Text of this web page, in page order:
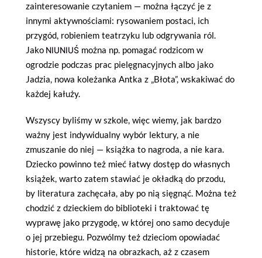
zainteresowanie czytaniem — można łączyć je z
innymi aktywnościami: rysowaniem postaci, ich
przygód, robieniem teatrzyku lub odgrywania ról.
JakoNIUNIUŚmożna np. pomagać rodzicom w
ogrodzie podczas prac pielęgnacyjnych albo jako
Jadzia, nowa koleżanka Antka z „Błota”, wskakiwać do
każdej kałuży.
Wszyscy byliśmy w szkole, więc wiemy, jak bardzo
ważny jest indywidualny wybór lektury, a nie
zmuszanie do niej — książka to nagroda, a nie kara.
Dziecko powinno też mieć łatwy dostęp do własnych
książek, warto zatem stawiać je okładką do przodu,
by literatura zachęcała, aby po nią sięgnąć. Można też
chodzić z dzieckiem do biblioteki i traktować tę
wyprawę jako przygodę, w której ono samo decyduje
o jej przebiegu. Pozwólmy też dzieciom opowiadać
historie, które widzą na obrazkach, aż z czasem